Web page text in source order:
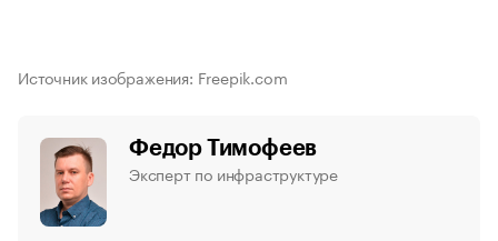
Источник изображения: Freepik.com
Федор Тимофеев
Эксперт по инфраструктуре